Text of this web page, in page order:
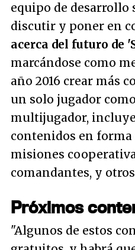
equipo de desarrollo
discutir y poner en
acerca del futuro de
marcándose como
año 2016 crear más
un solo jugador
multijugador,
contenidos en
misiones
comandantes, y
Próximos
"Algunos de estos